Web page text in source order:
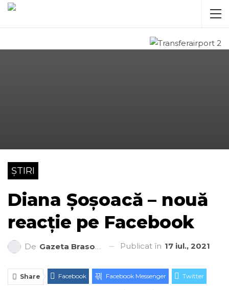
ȘTIRI
Diana Șoșoacă – nouă
reacție pe Facebook
De Gazeta Brasovului Publicat în 17 iul., 2021
Share Facebook Facebook Messenger Twitter